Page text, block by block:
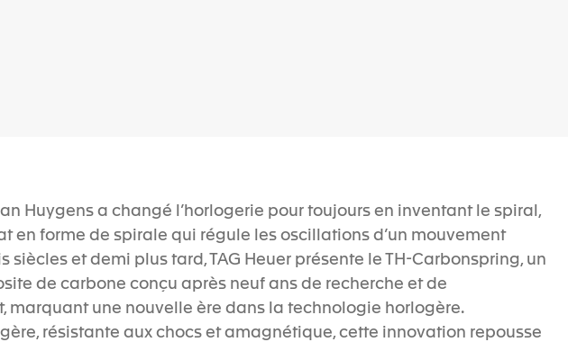
Huygens a changé l’horlogerie pour toujours en inventant le spiral,
en forme de spirale qui régule les oscillations d’un mouvement
siècles et demi plus tard, TAG Heuer présente le TH-Carbonspring, un
de carbone conçu après neuf ans de recherche et de
marquant une nouvelle ère dans la technologie horlogère.
résistante aux chocs et amagnétique, cette innovation repousse